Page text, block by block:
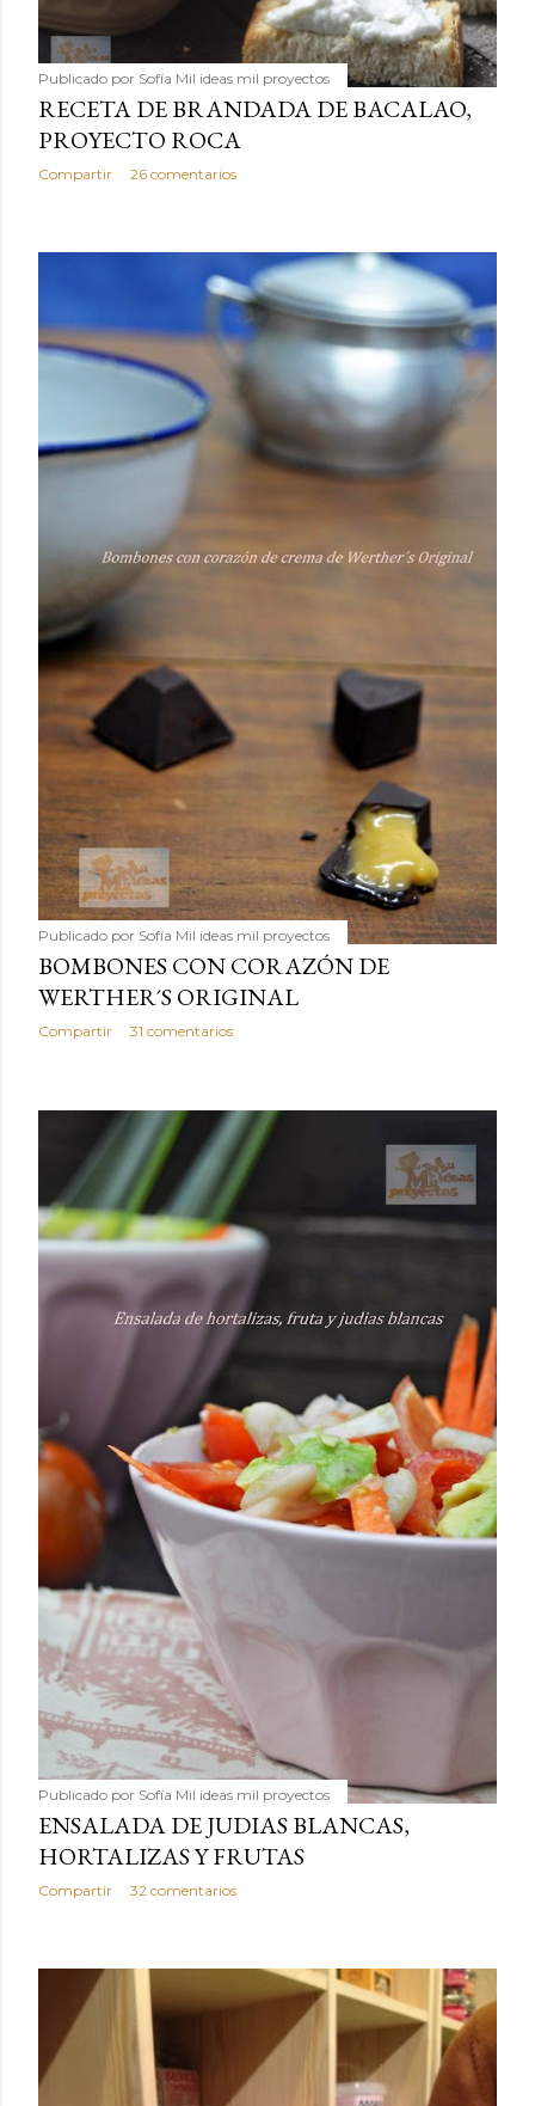
Publicado por Sofía Mil ideas mil proyectos
RECETA DE BRANDADA DE BACALAO,
PROYECTO ROCA
Compartir 26 comentarios
Publicado por Sofía Mil ideas mil proyectos
BOMBONES CON CORAZÓN DE
WERTHER´S ORIGINAL
Compartir 31 comentarios
Publicado por Sofía Mil ideas mil proyectos
ENSALADA DE JUDIAS BLANCAS,
HORTALIZAS Y FRUTAS
Compartir 32 comentarios